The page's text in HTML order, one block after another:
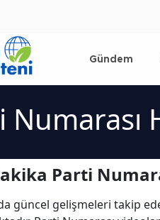
Gündem
Numarası
Parti
güncel gelişmeleri takip